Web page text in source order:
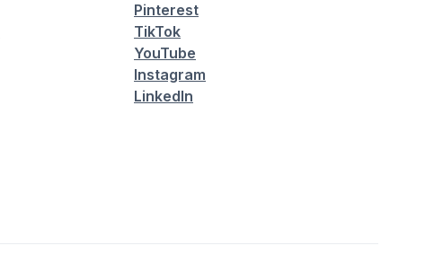
Pinterest
TikTok
YouTube
Instagram
LinkedIn